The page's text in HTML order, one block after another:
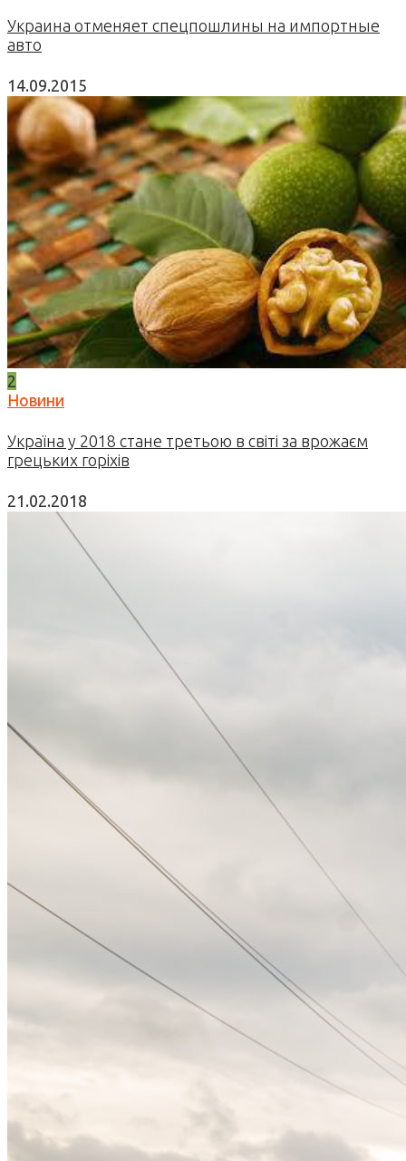
Украина отменяет спецпошлины на импортные
авто
14.09.2015
2
Новини
Україна у 2018 стане третьою в світі за врожаєм
грецьких горіхів
21.02.2018